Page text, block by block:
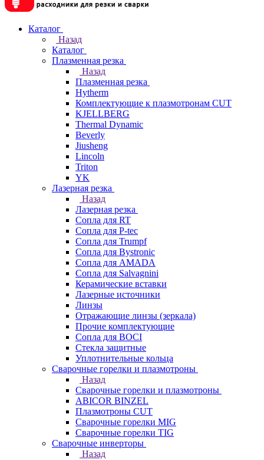
Каталог
Назад
Каталог
Плазменная резка
Назад
Плазменная резка
Hytherm
Комплектующие к плазмотронам CUT
KJELLBERG
Thermal Dynamic
Beverly
Jiusheng
Lincoln
Triton
YK
Лазерная резка
Назад
Лазерная резка
Сопла для RT
Сопла для P-tec
Сопла для Trumpf
Сопла для Bystronic
Сопла для AMADA
Сопла для Salvagnini
Керамические вставки
Лазерные источники
Линзы
Отражающие линзы (зеркала)
Прочие комплектующие
Сопла для BOCI
Стекла защитные
Уплотнительные кольца
Сварочные горелки и плазмотроны
Назад
Сварочные горелки и плазмотроны
ABICOR BINZEL
Плазмотроны CUT
Сварочные горелки MIG
Сварочные горелки TIG
Сварочные инверторы
Назад